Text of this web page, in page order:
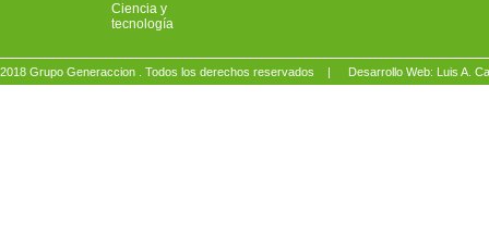
Ciencia y
tecnología
2018 Grupo Generaccion . Todos los derechos reservados | Desarrollo Web: Luis